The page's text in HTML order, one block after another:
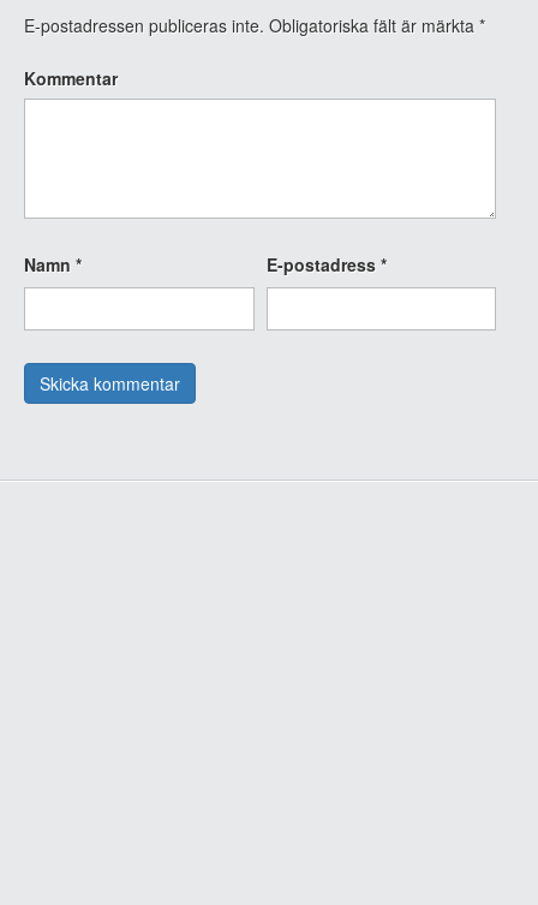
E-postadressen publiceras inte. Obligatoriska fält är märkta *
Kommentar
Namn * E-postadress *